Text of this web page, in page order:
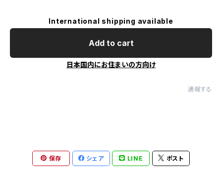
International shipping available
Add to cart
日本国内にお住まいの方向け
通報する
保存 シェア LINE ポスト